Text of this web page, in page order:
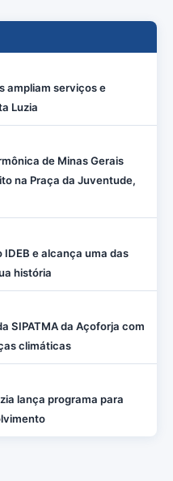
ampliam serviços e
Luzia
de Minas Gerais
na Praça da Juventude,
e alcança uma das
história
SIPATMA da Açoforja com
climáticas
lança programa para